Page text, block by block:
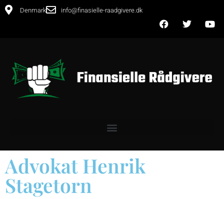
Denmark info@finasielle-raadgivere.dk
Advokat Henrik
Stagetorn